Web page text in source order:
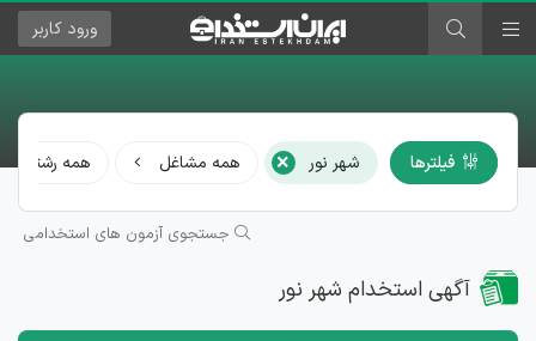
ورود کاربر
فیلترها شهر نور × همه مشاغل همه رشته‌ها
جستجوی آزمون های استخدامی
آگهی استخدام شهر نور